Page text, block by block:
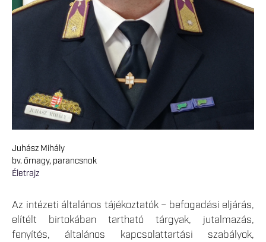
Juhász Mihály
bv. őrnagy, parancsnok
Életrajz
Az intézeti általános tájékoztatók – befogadási eljárás,
elítélt birtokában tartható tárgyak, jutalmazás,
fenyítés, általános kapcsolattartási szabályok,